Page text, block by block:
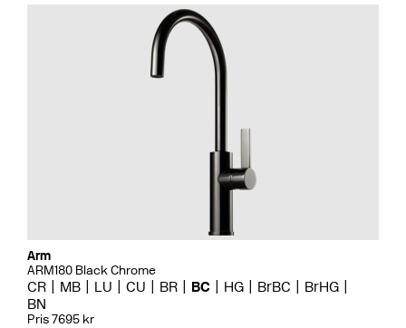
Arm
ARM180 Black Chrome
CR MB LU CU BR BC HG BrBC
BrHG
BN
Pris 7695 kr